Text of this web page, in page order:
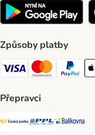
Způsoby platby
Visa Payment Method
MastercardPayPal
Přepravci
Česká pošta
PPL